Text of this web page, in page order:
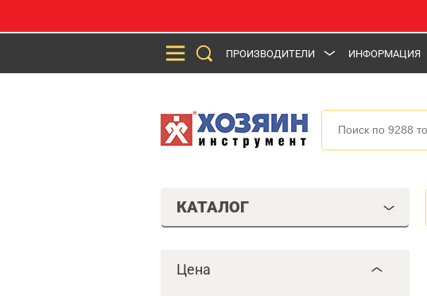
ПРОИЗВОДИТЕЛИ ИНФОРМАЦИЯ
КАТАЛОГ
Цена